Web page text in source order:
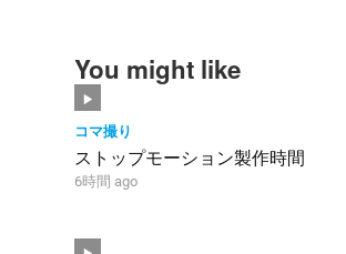
You might like
コマ撮り
ストップモーション製作時間
6時間 ago